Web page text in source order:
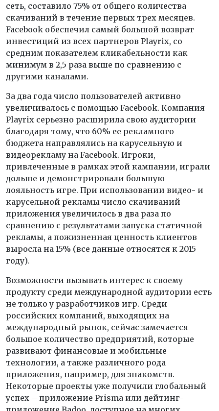
сеть, составило 75% от общего количества
скачиваний в течение первых трех месяцев.
Facebook обеспечил самый большой возврат
инвестиций из всех партнеров Playrix, со
средним показателем кликабельности как
минимум в 2,5 раза выше по сравнению с
другими каналами.
За два года число пользователей активно
увеличивалось с помощью Facebook. Компания
Playrix серьезно расширила свою аудитории
благодаря тому, что 60% ее рекламного
бюджета направлялись на карусельную и
видеорекламу на Facebook. Игроки,
привлеченные в рамках этой кампании, играли
дольше и демонстрировали большую
лояльность игре. При использовании видео- и
карусельной рекламы число скачиваний
приложения увеличилось в два раза по
сравнению с результатами запуска статичной
рекламы, а пожизненная ценность клиентов
выросла на 15% (все данные относятся к 2015
году).
Возможности вызывать интерес к своему
продукту среди международной аудитории есть
не только у разработчиков игр. Среди
российских компаний, выходящих на
международный рынок, сейчас замечается
большое количество предприятий, которые
развивают финансовые и мобильные
технологии, а также различного рода
приложения, например, для знакомств.
Некоторые проекты уже получили глобальный
успех – приложение Prisma или дейтинг-